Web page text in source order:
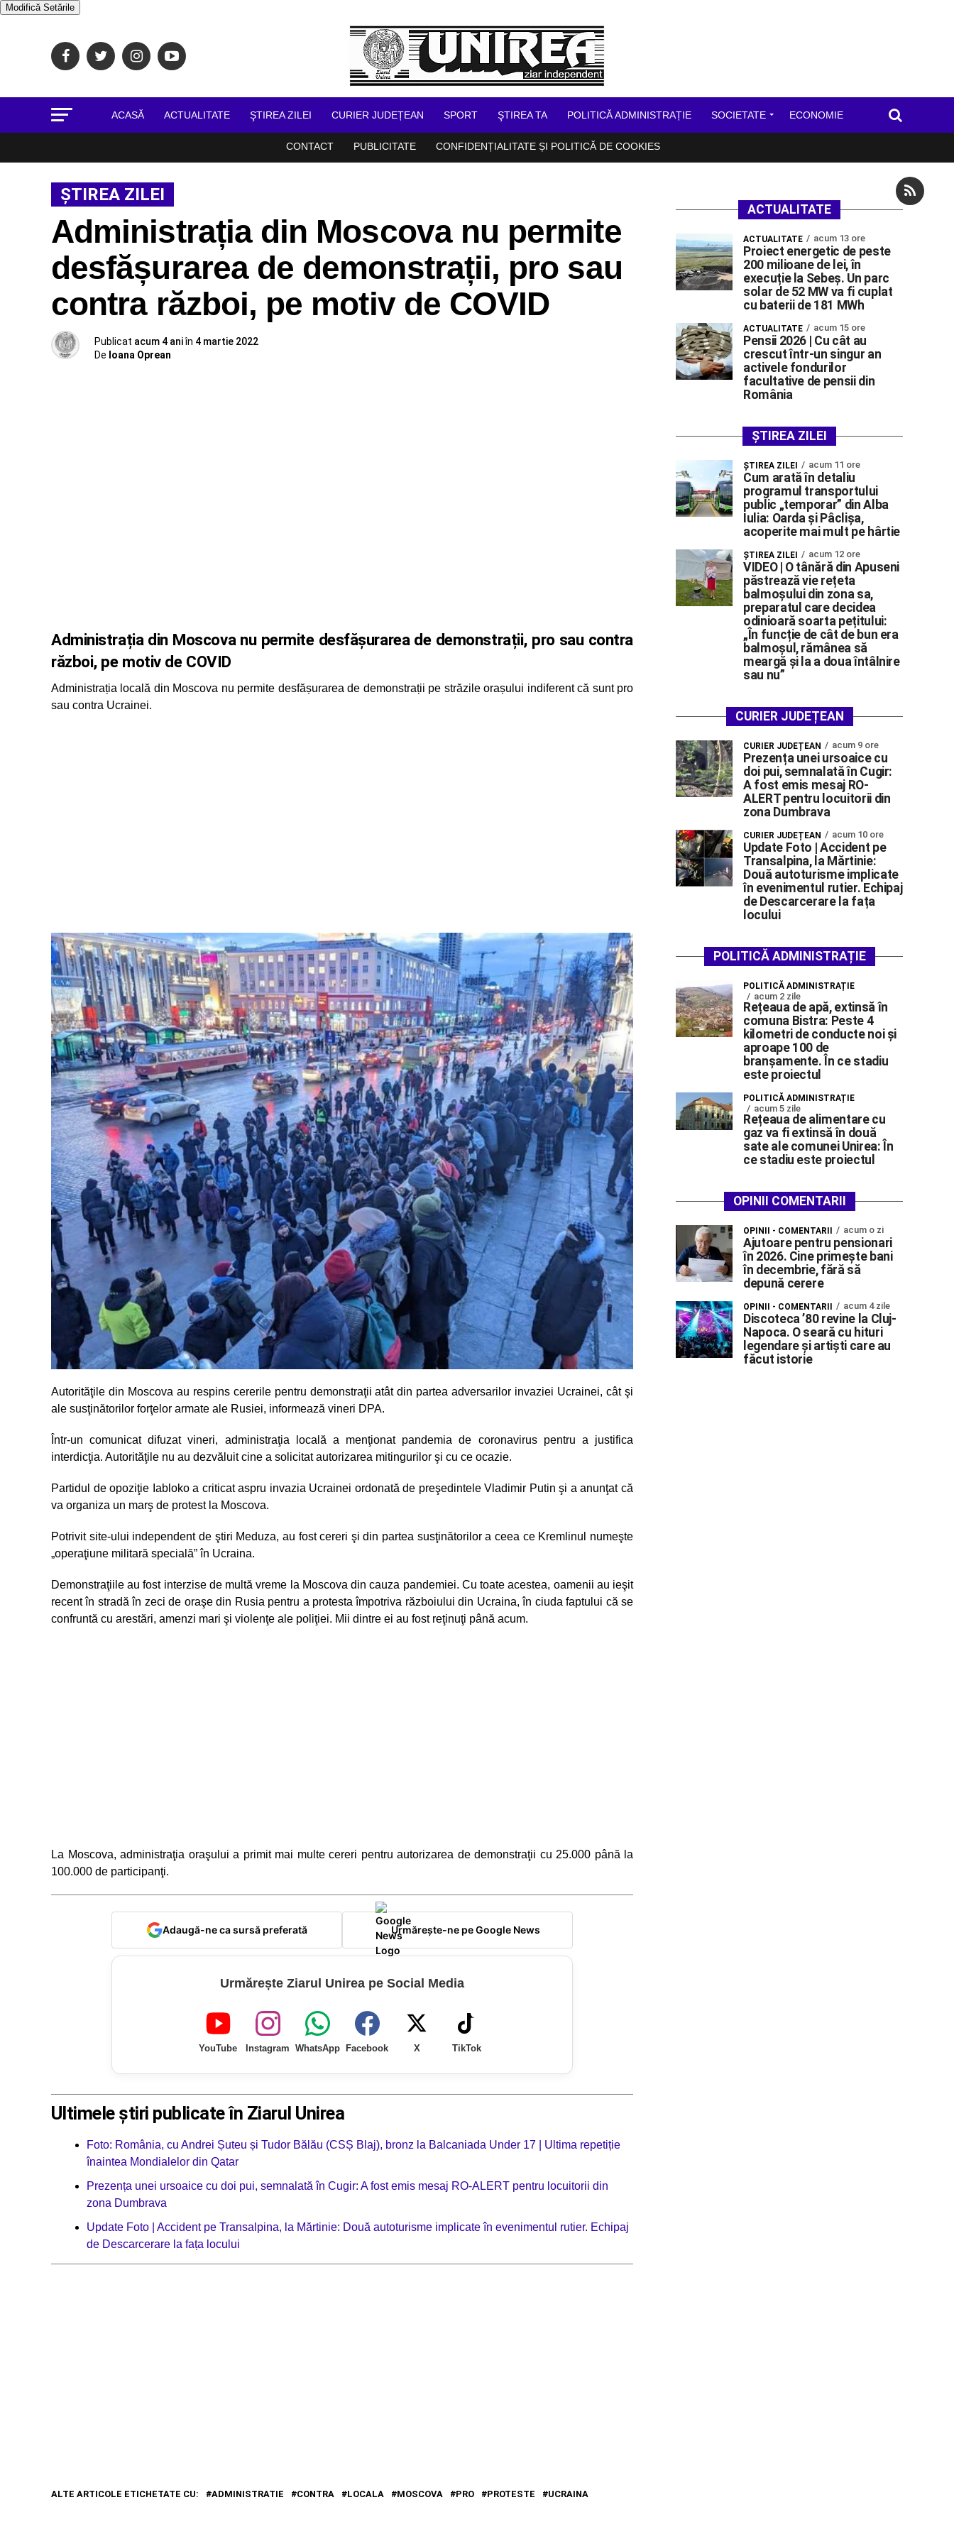
Modifică Setările
ACASĂ ACTUALITATE ŞTIREA ZILEI CURIER JUDEȚEAN SPORT ŞTIREA TA POLITICĂ ADMINISTRAȚIE SOCIETATE ECONOMIE
CONTACT PUBLICITATE CONFIDENȚIALITATE ȘI POLITICĂ DE COOKIES
ŞTIREA ZILEI
Administrația din Moscova nu permite
desfășurarea de demonstrații, pro sau
contra război, pe motiv de COVID
Publicat acum 4 aniîn 4 martie 2022
De Ioana Oprean
Administrația din Moscova nu permite desfășurarea de demonstrații, pro sau contra
război, pe motiv de COVID
Administrația locală din Moscova nu permite desfășurarea de demonstrații pe străzile orașului indiferent că sunt pro
sau contra Ucrainei.
Autorităţile din Moscova au respins cererile pentru demonstraţii atât din partea adversarilor invaziei Ucrainei, cât şi
ale susţinătorilor forţelor armate ale Rusiei, informează vineri DPA.
Într-un comunicat difuzat vineri, administraţia locală a menţionat pandemia de coronavirus pentru a justifica
interdicţia. Autorităţile nu au dezvăluit cine a solicitat autorizarea mitingurilor şi cu ce ocazie.
Partidul de opoziţie Iabloko a criticat aspru invazia Ucrainei ordonată de preşedintele Vladimir Putin şi a anunţat că
va organiza un marş de protest la Moscova.
Potrivit site-ului independent de ştiri Meduza, au fost cereri şi din partea susţinătorilor a ceea ce Kremlinul numeşte
„operaţiune militară specială” în Ucraina.
Demonstraţiile au fost interzise de multă vreme la Moscova din cauza pandemiei. Cu toate acestea, oamenii au ieşit
recent în stradă în zeci de oraşe din Rusia pentru a protesta împotriva războiului din Ucraina, în ciuda faptului că se
confruntă cu arestări, amenzi mari şi violenţe ale poliţiei. Mii dintre ei au fost reţinuţi până acum.
La Moscova, administraţia oraşului a primit mai multe cereri pentru autorizarea de demonstraţii cu 25.000 până la
100.000 de participanţi.
Adaugă-ne ca sursă preferată Urmărește-ne pe Google News
Urmărește Ziarul Unirea pe Social Media
YouTube Instagram WhatsApp Facebook X TikTok
Ultimele știri publicate în Ziarul Unirea
Foto: România, cu Andrei Șuteu și Tudor Bălău (CSȘ Blaj), bronz la Balcaniada Under 17 | Ultima repetiție
înaintea Mondialelor din Qatar
Prezența unei ursoaice cu doi pui, semnalată în Cugir: A fost emis mesaj RO-ALERT pentru locuitorii din
zona Dumbrava
Update Foto | Accident pe Transalpina, la Mărtinie: Două autoturisme implicate în evenimentul rutier. Echipaj
de Descarcerare la fața locului
ALTE ARTICOLE ETICHETATE CU: ADMINISTRATIE CONTRA LOCALA MOSCOVA PRO PROTESTE UCRAINA
ACTUALITATE
ACTUALITATE acum 13 ore
Proiect energetic de peste
200 milioane de lei, în
execuție la Sebeș. Un parc
solar de 52 MW va fi cuplat
cu baterii de 181 MWh
ACTUALITATE acum 15 ore
Pensii 2026 | Cu cât au
crescut într-un singur an
activele fondurilor
facultative de pensii din
România
ȘTIREA ZILEI
ŞTIREA ZILEI acum 11 ore
Cum arată în detaliu
programul transportului
public „temporar” din Alba
Iulia: Oarda și Pâclișa,
acoperite mai mult pe hârtie
ŞTIREA ZILEI acum 12 ore
VIDEO | O tânără din Apuseni
păstrează vie rețeta
balmoșului din zona sa,
preparatul care decidea
odinioară soarta pețitului:
„În funcție de cât de bun era
balmoșul, rămânea să
meargă și la a doua întâlnire
sau nu”
CURIER JUDEȚEAN
CURIER JUDEȚEAN acum 9 ore
Prezența unei ursoaice cu
doi pui, semnalată în Cugir:
A fost emis mesaj RO-
ALERT pentru locuitorii din
zona Dumbrava
CURIER JUDEȚEAN acum 10 ore
Update Foto | Accident pe
Transalpina, la Mărtinie:
Două autoturisme implicate
în evenimentul rutier. Echipaj
de Descarcerare la fața
locului
POLITICĂ ADMINISTRAȚIE
POLITICĂ ADMINISTRAȚIE
acum 2 zile
Rețeaua de apă, extinsă în
comuna Bistra: Peste 4
kilometri de conducte noi și
aproape 100 de
branșamente. În ce stadiu
este proiectul
POLITICĂ ADMINISTRAȚIE
acum 5 zile
Rețeaua de alimentare cu
gaz va fi extinsă în două
sate ale comunei Unirea: În
ce stadiu este proiectul
OPINII COMENTARII
OPINII - COMENTARII acum o zi
Ajutoare pentru pensionari
în 2026. Cine primește bani
în decembrie, fără să
depună cerere
OPINII - COMENTARII acum 4 zile
Discoteca ’80 revine la Cluj-
Napoca. O seară cu hituri
legendare și artiști care au
făcut istorie